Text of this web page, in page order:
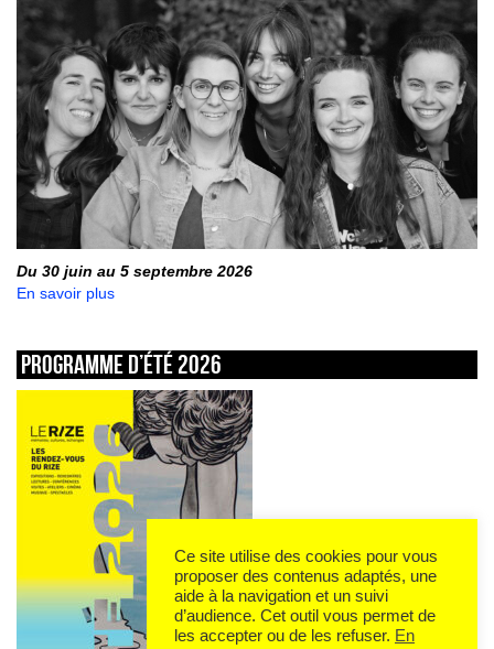
Du 30 juin au 5 septembre 2026
En savoir plus
Programme d’été 2026
Ce site utilise des cookies pour vous
proposer des contenus adaptés, une
aide à la navigation et un suivi
d’audience. Cet outil vous permet de
les accepter ou de les refuser. En